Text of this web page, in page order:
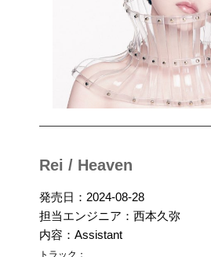
Rei / Heaven
発売日：2024-08-28
担当エンジニア：西本久弥
内容：Assistant
トラック：